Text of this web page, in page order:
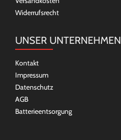
Widerrufsrecht
UNSER UNTERNEHMEN
Kontakt
Impressum
Datenschutz
AGB
Batterieentsorgung